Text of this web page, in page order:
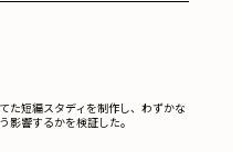
た短編スタディを制作し、わずかな
影響するかを検証した。